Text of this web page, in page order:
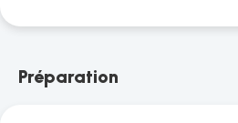
Préparation